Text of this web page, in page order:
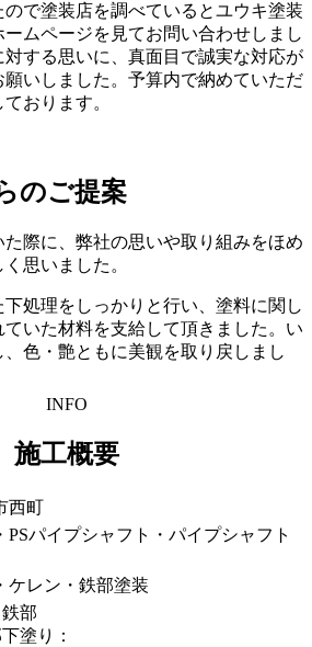
で塗装店を調べているとユウキ塗装
ムページを見てお問い合わせしまし
する思いに、真面目で誠実な対応が
いしました。予算内で納めていただ
おります。
のご提案
際に、弊社の思いや取り組みをほめ
思いました。
処理をしっかりと行い、塗料に関し
いた材料を支給して頂きました。い
色・艶ともに美観を取り戻しまし
INFO
施工概要
西町
PSパイプシャフト・パイプシャフト
ケレン・鉄部塗装
部
塗り：